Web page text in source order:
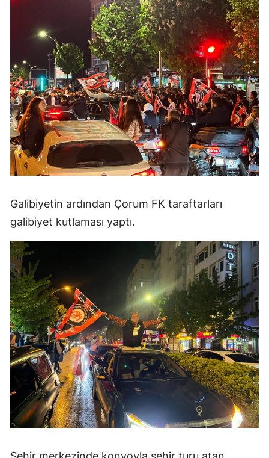
Kütahya
Malatya
Manisa
Kahramanmaraş
Mardin
Muğla
Muş
Nevşehir
Niğde
Rize
Sakarya
Samsun
Siirt
Sinop
Sivas
Tekirdağ
Tokat
Trabzon
Galibiyetin ardından Çorum FK taraftarları
galibiyet kutlaması yaptı.